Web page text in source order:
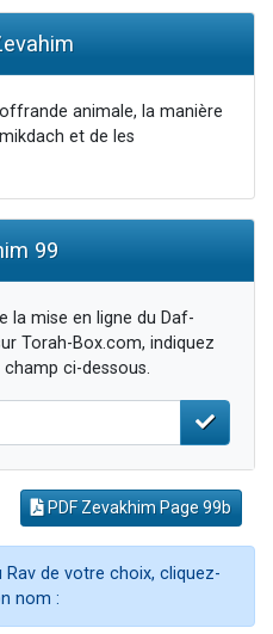
animale, la manière
et de les
99
la mise en ligne du Daf-
Torah-Box.com, indiquez
ci-dessous.
PDF Zevakhim Page 99b
de votre choix, cliquez-
nom :